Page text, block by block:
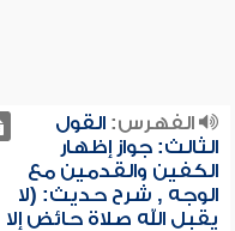
الفهرس:القول
الثالث: جواز إظهار
الكفين والقدمين مع
الوجه , شرح حديث: (لا
يقبل الله صلاة حائض إلا